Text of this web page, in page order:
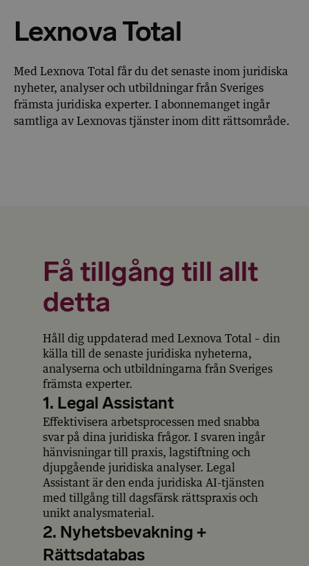
Lexnova Total
Med Lexnova Total får du det senaste inom juridiska
nyheter, analyser och utbildningar från Sveriges
främsta juridiska experter. I abonnemanget ingår
samtliga av Lexnovas tjänster inom ditt rättsområde.
Få tillgång till allt
detta
Håll dig uppdaterad med Lexnova Total – din
källa till de senaste juridiska nyheterna,
analyserna och utbildningarna från Sveriges
främsta experter.
1. Legal Assistant
Effektivisera arbetsprocessen med snabba
svar på dina juridiska frågor. I svaren ingår
hänvisningar till praxis, lagstiftning och
djupgående juridiska analyser. Legal
Assistant är den enda juridiska AI-tjänsten
med tillgång till dagsfärsk rättspraxis och
unikt analysmaterial.
2. Nyhetsbevakning +
Rättsdatabas